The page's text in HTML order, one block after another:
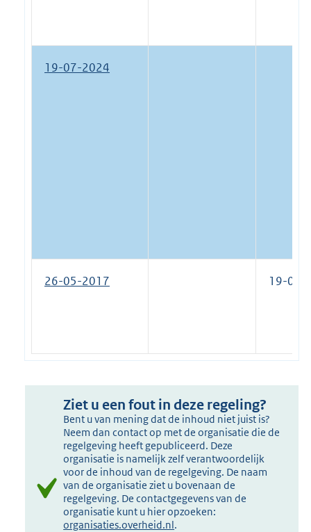
19-07-2024
26-05-2017 19-07-
Ziet u een fout in deze regeling?
Bent u van mening dat de inhoud niet juist is?
Neem dan contact op met de organisatie die de
regelgeving heeft gepubliceerd. Deze
organisatie is namelijk zelf verantwoordelijk
voor de inhoud van de regelgeving. De naam
van de organisatie ziet u bovenaan de
regelgeving. De contactgegevens van de
organisatie kunt u hier opzoeken:
organisaties.overheid.nl.